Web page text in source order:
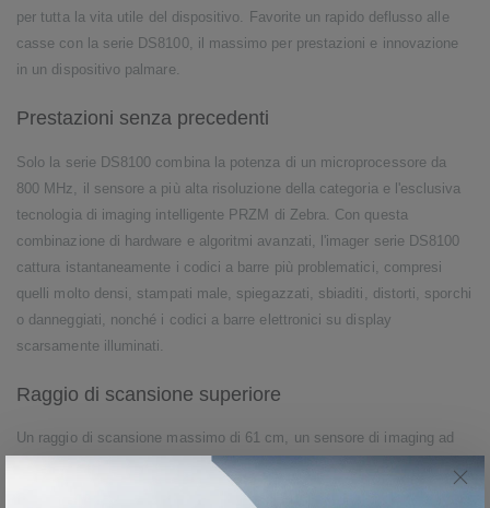
per tutta la vita utile del dispositivo. Favorite un rapido deflusso alle
casse con la serie DS8100, il massimo per prestazioni e innovazione
in un dispositivo palmare.
Prestazioni senza precedenti
Solo la serie DS8100 combina la potenza di un microprocessore da
800 MHz, il sensore a più alta risoluzione della categoria e l'esclusiva
tecnologia di imaging intelligente PRZM di Zebra. Con questa
combinazione di hardware e algoritmi avanzati, l'imager serie DS8100
cattura istantaneamente i codici a barre più problematici, compresi
quelli molto densi, stampati male, spiegazzati, sbiaditi, distorti, sporchi
o danneggiati, nonché i codici a barre elettronici su display
scarsamente illuminati.
Raggio di scansione superiore
Un raggio di scansione massimo di 61 cm, un sensore di imaging ad
alta risoluzione e un “bersaglio” di puntamento accelerano le procedure
di pagamento. Ora il personale di cassa, anche nei momenti di